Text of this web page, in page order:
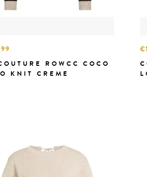
ROWCC COCO
KNIT CREME